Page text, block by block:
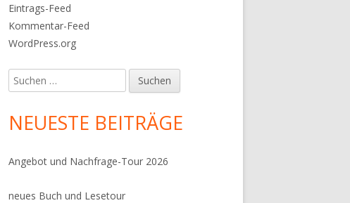
Eintrags-Feed
Kommentar-Feed
WordPress.org
Suchen
nach:
NEUESTE BEITRÄGE
Angebot und Nachfrage-Tour 2026
neues Buch und Lesetour